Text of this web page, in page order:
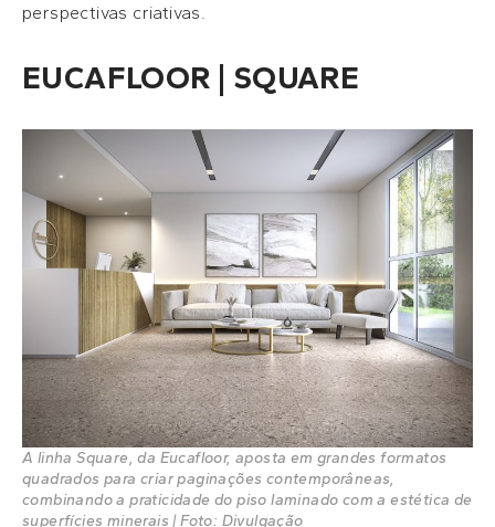
perspectivas criativas.
EUCAFLOOR | SQUARE
A linha Square, da Eucafloor, aposta em grandes formatos
quadrados para criar paginações contemporâneas,
combinando a praticidade do piso laminado com a estética de
superfícies minerais | Foto: Divulgação